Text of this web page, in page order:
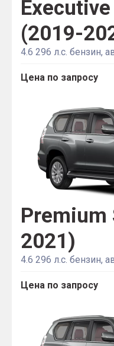
(2019-
4.6 296 л.с. бензин,
Цена по запросу
Premium
2021)
4.6 296 л.с. бензин,
Цена по запросу